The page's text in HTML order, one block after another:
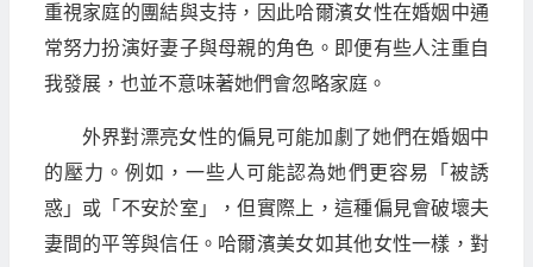
重視家庭的團結與支持，因此哈爾濱女性在婚姻中通
常努力扮演好妻子與母親的角色。即便有些人注重自
我發展，也並不意味著她們會忽略家庭。
外界對漂亮女性的偏見可能加劇了她們在婚姻中
的壓力。例如，一些人可能認為她們更容易「被誘
惑」或「不安於室」，但實際上，這種偏見會破壞夫
妻間的平等與信任。哈爾濱美女如其他女性一樣，對